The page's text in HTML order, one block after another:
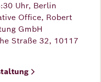
Uhr, Berlin
Office, Robert
GmbH
Straße 32, 10117